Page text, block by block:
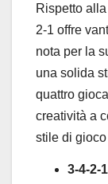
Rispetto
2-1 offre
nota per la
una solida
quattro
creatività a
stile di
3-4-2-